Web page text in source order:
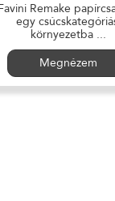
Remake
egy
környezetba ...
Megnézem